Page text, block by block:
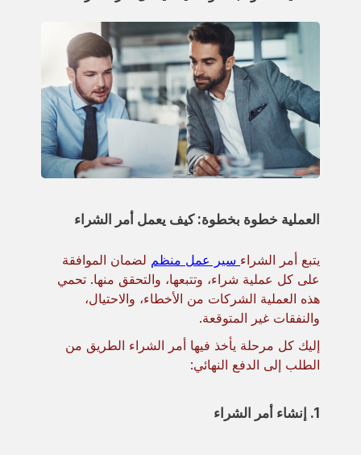
العملية خطوة بخطوة: كيف يعمل أمر الشراء
يتبع أمر الشراء سير عمل منظم لضمان الموافقة
على كل عملية شراء، وتتبعها، والتحقق منها. تحمي
هذه العملية الشركات من الأخطاء، والاحتيال،
والنفقات غير المتوقعة.
إليك كل مرحلة يأخذ فيها أمر الشراء الطريق من
الطلب إلى الدفع النهائي:
1. إنشاء أمر الشراء